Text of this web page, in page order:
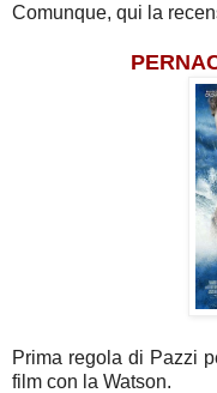
Comunque, qui la
Prima regola di Pazzi
film con la Watson.